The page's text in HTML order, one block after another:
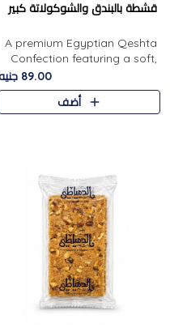
قشطة بالبندق والشوكولاتة كبير
A premium Egyptian Qeshta
Confection featuring a soft,
creamy texture paired with a
rich layer of premium
chocolate and the distinctive
89.00 جنيه
أضف